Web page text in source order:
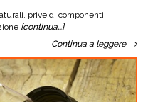
prive di componenti
[continua…]
Continua a leggere